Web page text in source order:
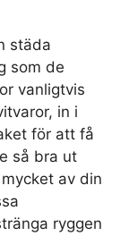
städa
som de
vanligtvis
in i
för att få
så bra ut
av din
ryggen